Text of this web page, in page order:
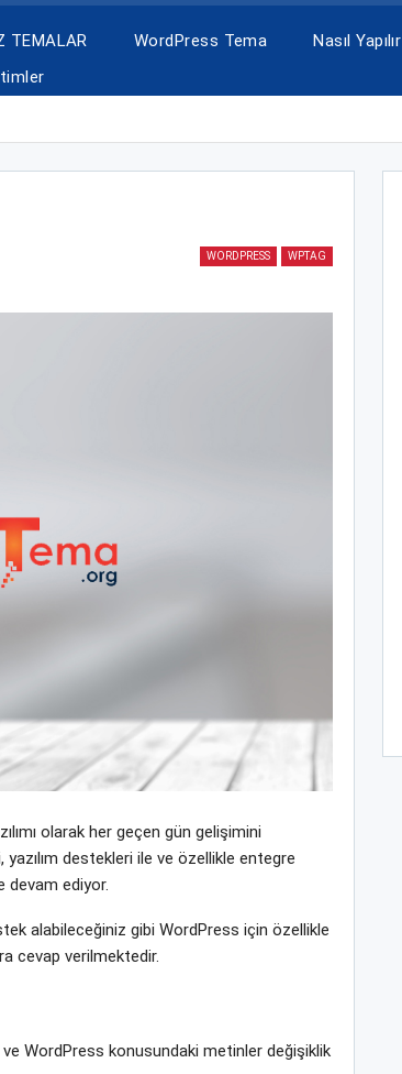
TEMALAR WordPress Tema Nasıl Yapılır
WORDPRESS WPTAG
olarak her geçen gün gelişimini
destekleri ile ve özellikle entegre
devam ediyor.
alabileceğiniz gibi WordPress için özellikle
cevap verilmektedir.
WordPress konusundaki metinler değişiklik